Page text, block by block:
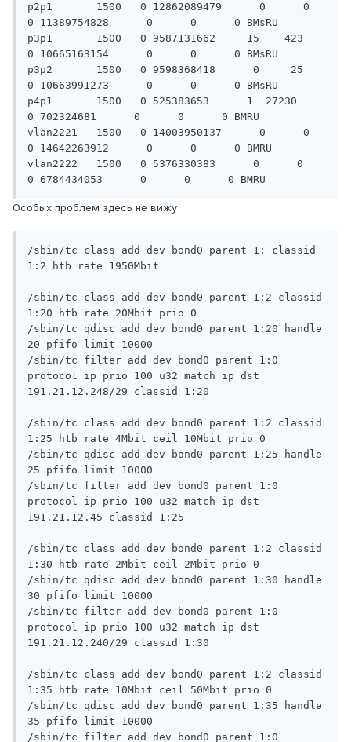
p2p1       1500   0 12862089479      0      0
0 11389754828      0      0      0 BMsRU
p3p1       1500   0 9587131662     15    423
0 10665163154      0      0      0 BMsRU
p3p2       1500   0 9598368418      0     25
0 10663991273      0      0      0 BMsRU
p4p1       1500   0 525383653      1  27230
0 702324681      0      0      0 BMRU
vlan2221   1500   0 14003950137      0      0
0 14642263912      0      0      0 BMRU
vlan2222   1500   0 5376330383      0      0
Особых проблем здесь не вижу
/sbin/tc class add dev bond0 parent 1: classid
1:2 htb rate 1950Mbit
/sbin/tc class add dev bond0 parent 1:2 classid
1:20 htb rate 20Mbit prio 0
/sbin/tc qdisc add dev bond0 parent 1:20 handle
20 pfifo limit 10000
/sbin/tc filter add dev bond0 parent 1:0
protocol ip prio 100 u32 match ip dst
191.21.12.248/29 classid 1:20
/sbin/tc class add dev bond0 parent 1:2 classid
1:25 htb rate 4Mbit ceil 10Mbit prio 0
/sbin/tc qdisc add dev bond0 parent 1:25 handle
25 pfifo limit 10000
/sbin/tc filter add dev bond0 parent 1:0
protocol ip prio 100 u32 match ip dst
191.21.12.45 classid 1:25
/sbin/tc class add dev bond0 parent 1:2 classid
1:30 htb rate 2Mbit ceil 2Mbit prio 0
/sbin/tc qdisc add dev bond0 parent 1:30 handle
30 pfifo limit 10000
/sbin/tc filter add dev bond0 parent 1:0
protocol ip prio 100 u32 match ip dst
191.21.12.240/29 classid 1:30
/sbin/tc class add dev bond0 parent 1:2 classid
1:35 htb rate 10Mbit ceil 50Mbit prio 0
/sbin/tc qdisc add dev bond0 parent 1:35 handle
35 pfifo limit 10000
/sbin/tc filter add dev bond0 parent 1:0